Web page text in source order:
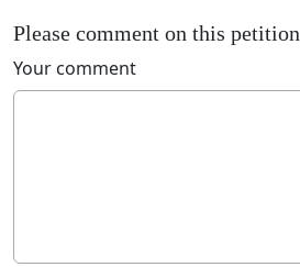
Please comment on this petition
Your comment